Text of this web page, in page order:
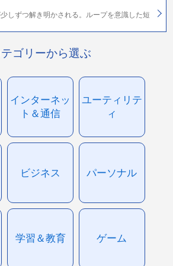
しずつ解き明かされる。ループを意識した短
テゴリーから選ぶ
インターネッ
ト＆通信
ユーティリテ
ィ
ビジネス パーソナル
学習＆教育 ゲーム